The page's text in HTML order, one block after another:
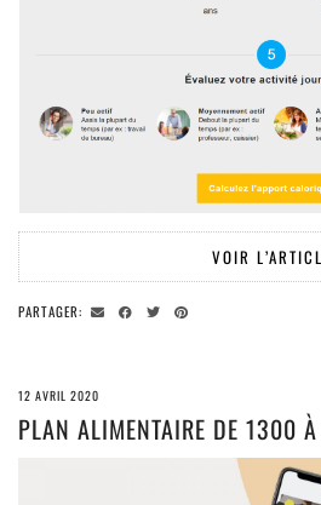
VOIR
PARTAGER:
12 AVRIL 2020
PLAN ALIMENTAIRE DE 1300